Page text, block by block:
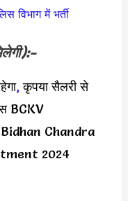
विभाग में भर्ती
,कृपया सैलरी से
BCKV
Chandra
2024